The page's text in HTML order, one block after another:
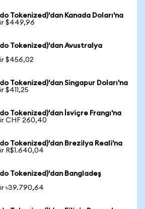
Tokenized)'dan Kanada Doları'na
$449,96
Tokenized)'dan Avustralya
$456,02
Tokenized)'dan Singapur Doları'na
$411,25
Tokenized)'dan İsviçre Frangı'na
CHF 260,40
Tokenized)'dan Brezilya Reali'na
R$1.640,04
Tokenized)'dan Bangladeş
৳39.790,64